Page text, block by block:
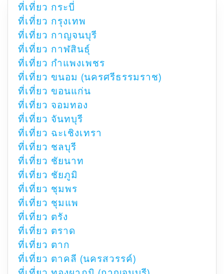
ที่เที่ยว กระบี่
ที่เที่ยว กรุงเทพ
ที่เที่ยว กาญจนบุรี
ที่เที่ยว กาฬสินธุ์
ที่เที่ยว กำแพงเพชร
ที่เที่ยว ขนอม (นครศรีธรรมราช)
ที่เที่ยว ขอนแก่น
ที่เที่ยว จอมทอง
ที่เที่ยว จันทบุรี
ที่เที่ยว ฉะเชิงเทรา
ที่เที่ยว ชลบุรี
ที่เที่ยว ชัยนาท
ที่เที่ยว ชัยภูมิ
ที่เที่ยว ชุมพร
ที่เที่ยว ชุมแพ
ที่เที่ยว ตรัง
ที่เที่ยว ตราด
ที่เที่ยว ตาก
ที่เที่ยว ตาคลี (นครสวรรค์)